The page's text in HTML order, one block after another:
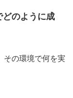
どのように成
その環境で何を実